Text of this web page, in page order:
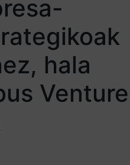
hala
Venture